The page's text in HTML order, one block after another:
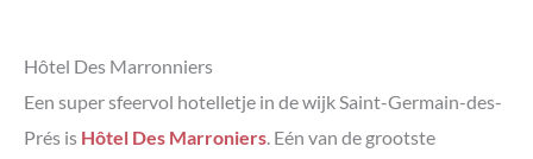
Hôtel Des Marronniers
Een super sfeervol hotelletje in de wijk Saint-Germain-des-
Prés is Hôtel Des Marroniers. Eén van de grootste